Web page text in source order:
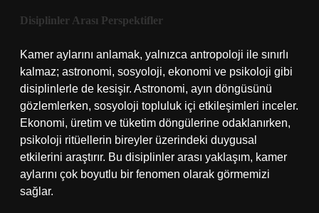
Disiplinler Arası Perspektifler
Kamer aylarını anlamak, yalnızca antropoloji ile sınırlı
kalmaz; astronomi, sosyoloji, ekonomi ve psikoloji gibi
disiplinlerle de kesişir. Astronomi, ayın döngüsünü
gözlemlerken, sosyoloji topluluk içi etkileşimleri inceler.
Ekonomi, üretim ve tüketim döngülerine odaklanırken,
psikoloji ritüellerin bireyler üzerindeki duygusal
etkilerini araştırır. Bu disiplinler arası yaklaşım, kamer
aylarını çok boyutlu bir fenomen olarak görmemizi
sağlar.